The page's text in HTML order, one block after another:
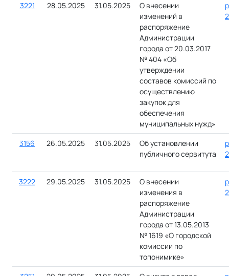
3221 28.05.2025 31.05.2025
О внесении
изменений в
распоряжение
Администрации
города от 20.03.2017
№ 404 «Об
утверждении
составов комиссий по
осуществлению
закупок для
обеспечения
муниципальных нужд»
3156 26.05.2025 31.05.2025
Об установлении
публичного сервитута
3222 29.05.2025 31.05.2025
О внесении
изменения в
распоряжение
Администрации
города от 13.05.2013
№ 1619 «О городской
комиссии по
топонимике»